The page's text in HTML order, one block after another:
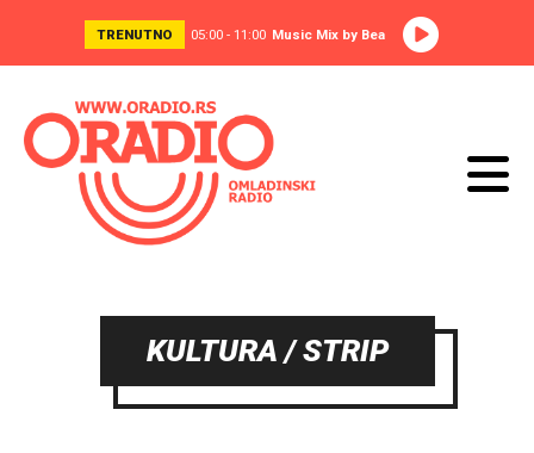
TRENUTNO 05:00 - 11:00 Music Mix by Bea
KULTURA / STRIP